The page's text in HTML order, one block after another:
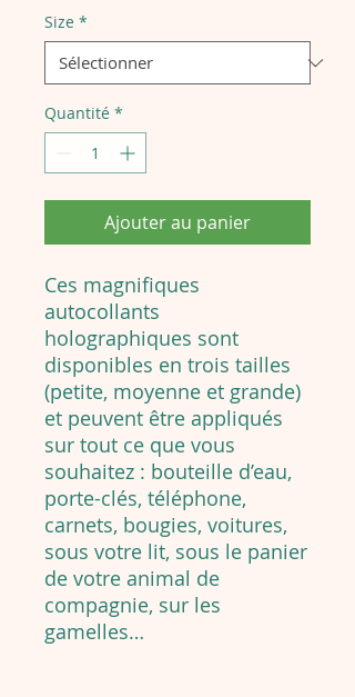
Size *
Quantité *
Ajouter au panier
Ces magnifiques
autocollants
holographiques sont
disponibles en trois tailles
(petite, moyenne et grande)
et peuvent être appliqués
sur tout ce que vous
souhaitez : bouteille d’eau,
porte-clés, téléphone,
carnets, bougies, voitures,
sous votre lit, sous le panier
de votre animal de
compagnie, sur les
gamelles…